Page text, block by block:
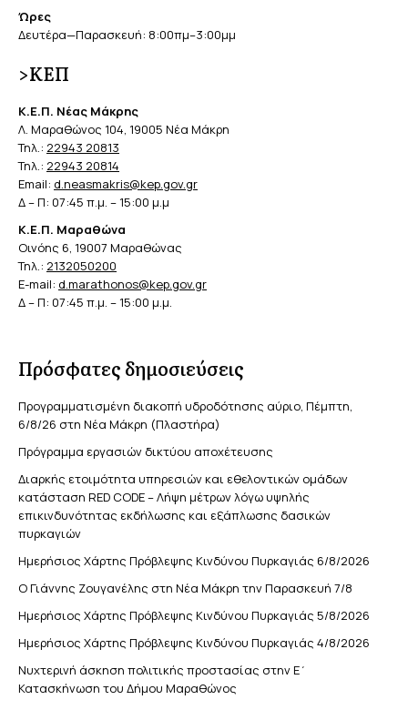
Ώρες
Δευτέρα—Παρασκευή: 8:00πμ–3:00μμ
>ΚΕΠ
Κ.Ε.Π. Νέας Μάκρης
Λ. Μαραθώνος 104, 19005 Νέα Μάκρη
Τηλ.: 22943 20813
Τηλ.: 22943 20814
Email: d.neasmakris@kep.gov.gr
Δ – Π: 07:45 π.μ. – 15:00 μ.μ
Κ.Ε.Π. Μαραθώνα
Οινόης 6, 19007 Μαραθώνας
Τηλ.: 2132050200
E-mail: d.marathonos@kep.gov.gr
Δ – Π: 07:45 π.μ. – 15:00 μ.μ.
Πρόσφατες δημοσιεύσεις
Προγραμματισμένη διακοπή υδροδότησης αύριο, Πέμπτη,
6/8/26 στη Νέα Μάκρη (Πλαστήρα)
Πρόγραμμα εργασιών δικτύου αποχέτευσης
Διαρκής ετοιμότητα υπηρεσιών και εθελοντικών ομάδων
κατάσταση RED CODE – Λήψη μέτρων λόγω υψηλής
επικινδυνότητας εκδήλωσης και εξάπλωσης δασικών
πυρκαγιών
Ημερήσιος Χάρτης Πρόβλεψης Κινδύνου Πυρκαγιάς 6/8/2026
Ο Γιάννης Ζουγανέλης στη Νέα Μάκρη την Παρασκευή 7/8
Ημερήσιος Χάρτης Πρόβλεψης Κινδύνου Πυρκαγιάς 5/8/2026
Ημερήσιος Χάρτης Πρόβλεψης Κινδύνου Πυρκαγιάς 4/8/2026
Νυχτερινή άσκηση πολιτικής προστασίας στην Ε΄
Κατασκήνωση του Δήμου Μαραθώνος